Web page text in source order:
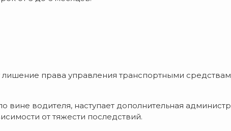
права управления транспортными
вине водителя, наступает дополнительная
от тяжести последствий.